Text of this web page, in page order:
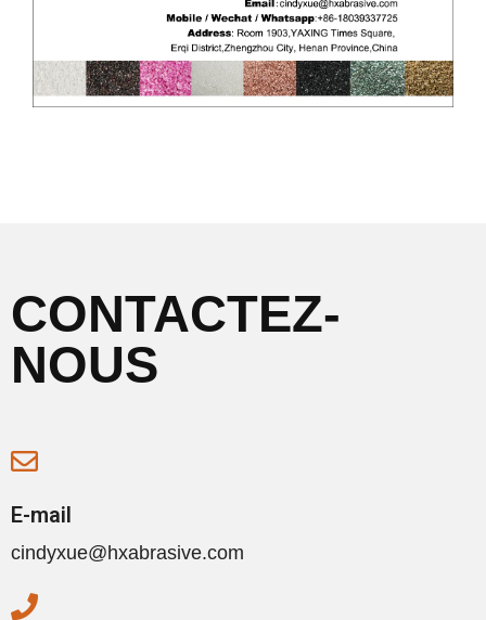
CONTACTEZ-
NOUS
E-mail
cindyxue@hxabrasive.com